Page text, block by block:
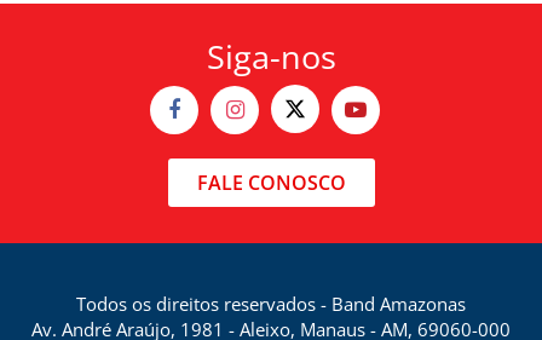
Siga-nos
FALE CONOSCO
Todos os direitos reservados - Band Amazonas
Av. André Araújo, 1981 - Aleixo, Manaus - AM, 69060-000